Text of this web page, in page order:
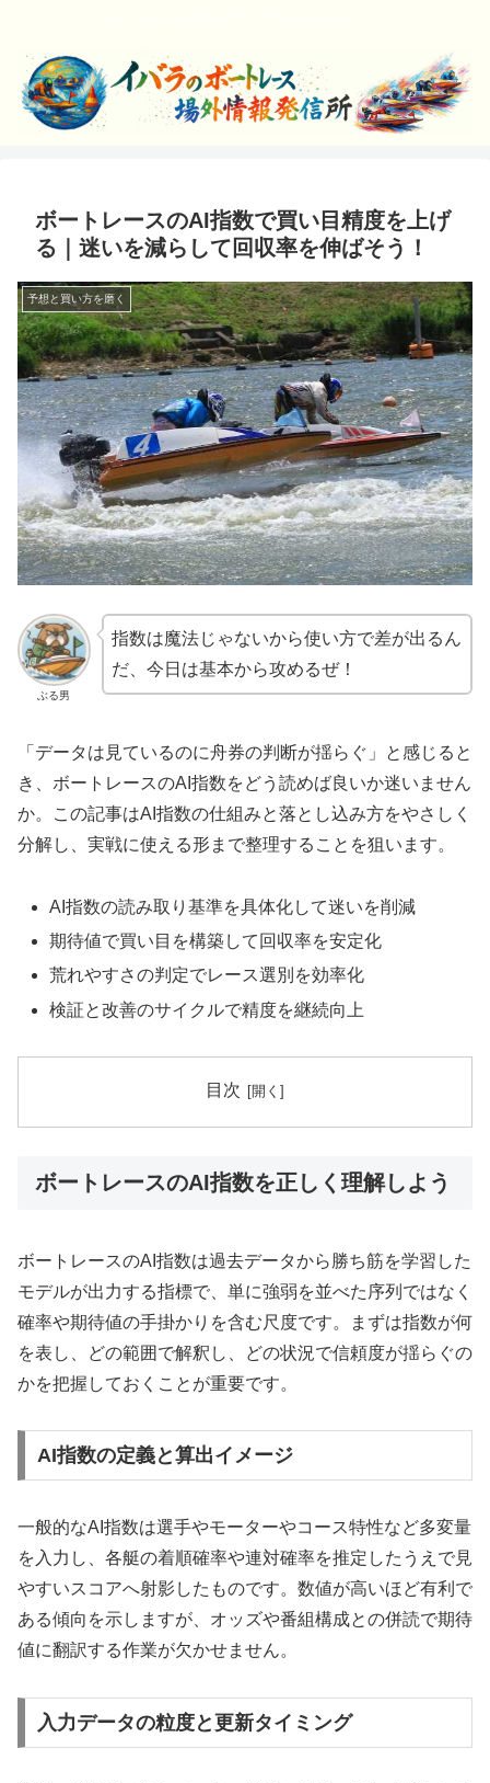
ボートレースのAI指数で買い目精度を上げ
る｜迷いを減らして回収率を伸ばそう！
予想と買い方を磨く
ぶる男
指数は魔法じゃないから使い方で差が出るん
だ、今日は基本から攻めるぜ！
「データは見ているのに舟券の判断が揺らぐ」と感じると
き、ボートレースのAI指数をどう読めば良いか迷いません
か。この記事はAI指数の仕組みと落とし込み方をやさしく
分解し、実戦に使える形まで整理することを狙います。
AI指数の読み取り基準を具体化して迷いを削減
期待値で買い目を構築して回収率を安定化
荒れやすさの判定でレース選別を効率化
検証と改善のサイクルで精度を継続向上
目次
ボートレースのAI指数を正しく理解しよう
ボートレースのAI指数は過去データから勝ち筋を学習した
モデルが出力する指標で、単に強弱を並べた序列ではなく
確率や期待値の手掛かりを含む尺度です。まずは指数が何
を表し、どの範囲で解釈し、どの状況で信頼度が揺らぐの
かを把握しておくことが重要です。
AI指数の定義と算出イメージ
一般的なAI指数は選手やモーターやコース特性など多変量
を入力し、各艇の着順確率や連対確率を推定したうえで見
やすいスコアへ射影したものです。数値が高いほど有利で
ある傾向を示しますが、オッズや番組構成との併読で期待
値に翻訳する作業が欠かせません。
入力データの粒度と更新タイミング